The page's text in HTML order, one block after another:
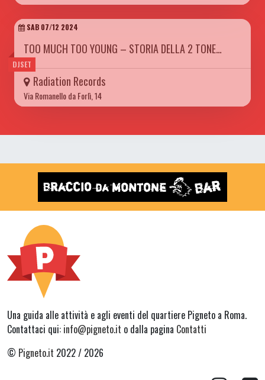
DJSET
SAB 07/12 2024
TOO MUCH TOO YOUNG – STORIA DELLA 2 TONE…
Radiation Records
Via Romanello da Forlì, 14
Una guida alle attività e agli eventi del quartiere Pigneto a Roma.
Contattaci qui: info@pigneto.it o dalla pagina Contatti
© Pigneto.it 2022 / 2026